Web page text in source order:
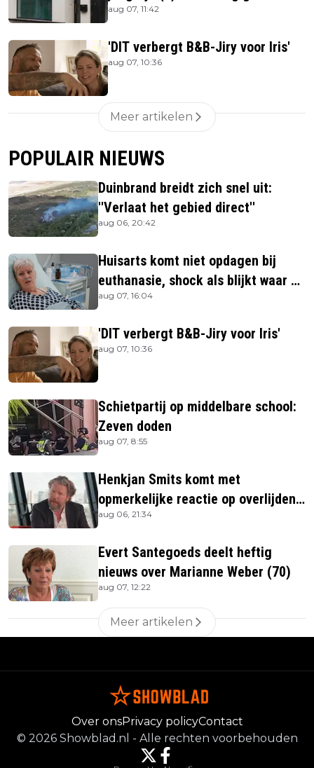
aug 07, 11:42
'DIT verbergt B&B-Jiry voor Iris'
aug 07, 10:36
Meer artikelen
POPULAIR NIEUWS
Duinbrand breidt zich snel uit:
''Verlaat het gebied direct''
aug 06, 20:42
Huisarts komt niet opdagen bij
euthanasie, shock als blijkt waar ze
is
aug 07, 16:04
'DIT verbergt B&B-Jiry voor Iris'
aug 07, 10:36
Schietpartij op middelbare school:
Zeven doden
aug 07, 8:55
Henkjan Smits komt met
opmerkelijke reactie op overlijden
Jerney Kaagman
aug 06, 21:34
Evert Santegoeds deelt heftig
nieuws over Marianne Weber (70)
aug 07, 12:22
Meer artikelen
Over onsPrivacy policyContact
© 2026 Showblad.nl - Alle rechten voorbehouden